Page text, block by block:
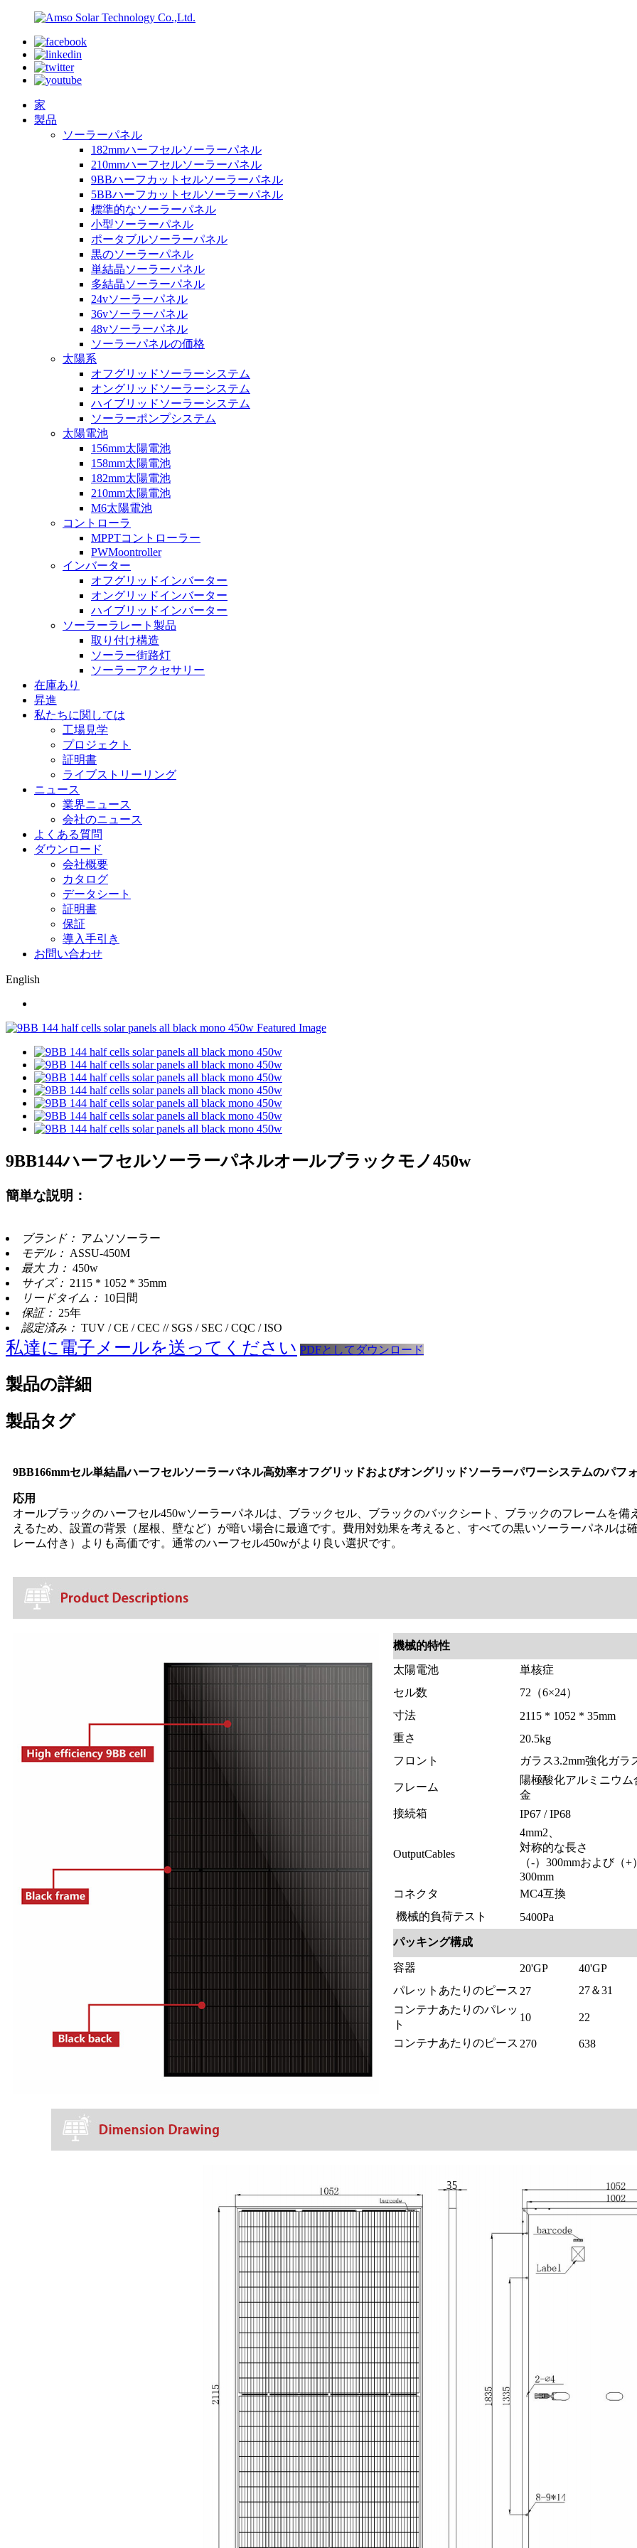
家
製品
ソーラーパネル
182mmハーフセルソーラーパネル
210mmハーフセルソーラーパネル
9BBハーフカットセルソーラーパネル
5BBハーフカットセルソーラーパネル
標準的なソーラーパネル
小型ソーラーパネル
ポータブルソーラーパネル
黒のソーラーパネル
単結晶ソーラーパネル
多結晶ソーラーパネル
24vソーラーパネル
36vソーラーパネル
48vソーラーパネル
ソーラーパネルの価格
太陽系
オフグリッドソーラーシステム
オングリッドソーラーシステム
ハイブリッドソーラーシステム
ソーラーポンプシステム
太陽電池
156mm太陽電池
158mm太陽電池
182mm太陽電池
210mm太陽電池
M6太陽電池
コントローラ
MPPTコントローラー
PWMoontroller
インバーター
オフグリッドインバーター
オングリッドインバーター
ハイブリッドインバーター
ソーラーラレート製品
取り付け構造
ソーラー街路灯
ソーラーアクセサリー
在庫あり
昇進
私たちに関しては
工場見学
プロジェクト
証明書
ライブストリーリング
ニュース
業界ニュース
会社のニュース
よくある質問
ダウンロード
会社概要
カタログ
データシート
証明書
保証
導入手引き
お問い合わせ
English
9BB144ハーフセルソーラーパネルオールブラックモノ450w
簡単な説明：
ブランド： アムソソーラー
モデル： ASSU-450M
最大 力： 450w
サイズ： 2115 * 1052 * 35mm
リードタイム： 10日間
保証： 25年
認定済み： TUV / CE / CEC // SGS / SEC / CQC / ISO
私達に電子メールを送ってください PDFとしてダウンロード
製品の詳細
製品タグ
9BB166mmセル単結晶ハーフセルソーラーパネル高効率オフグリッドおよびオングリッドソーラーパワーシステムのパフ
応用
オールブラックのハーフセル450wソーラーパネルは、ブラックセル、ブラックのバックシート、ブラックのフレームを
えるため、設置の背景（屋根、壁など）が暗い場合に最適です。費用対効果を考えると、すべての黒いソーラーパネルは
レーム付き）よりも高価です。通常のハーフセル450wがより良い選択です。
機械的特性
太陽電池
単核症
セル数
72（6×24）
寸法
2115 * 1052 * 35mm
重さ
20.5kg
フロント
ガラス3.2mm強化ガラ
フレーム
陽極酸化アルミニウム
金
接続箱
IP67 / IP68
OutputCables
4mm2、
対称的な長さ
（-）300mmおよび（+）
300mm
コネクタ
MC4互換
機械的負荷テスト
5400Pa
パッキング構成
容器 20'GP
40'GP
パレットあたりのピース 27
27＆31
コンテナあたりのパレッ
ト
10 22
コンテナあたりのピース 270 638